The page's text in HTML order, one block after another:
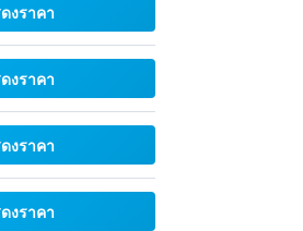
งราคา
งราคา
งราคา
งราคา